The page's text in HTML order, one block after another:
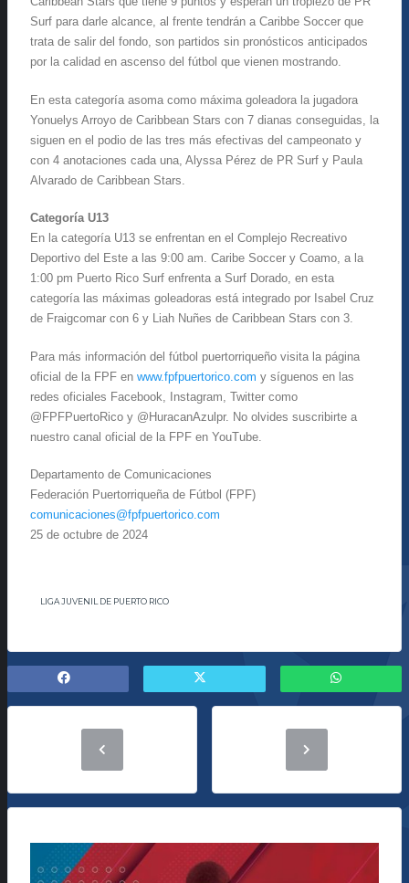
Surf para darle alcance, al frente tendrán a Caribbe Soccer que
trata de salir del fondo, son partidos sin pronósticos anticipados
por la calidad en ascenso del fútbol que vienen mostrando.
En esta categoría asoma como máxima goleadora la jugadora
Yonuelys Arroyo de Caribbean Stars con 7 dianas conseguidas, la
siguen en el podio de las tres más efectivas del campeonato y
con 4 anotaciones cada una, Alyssa Pérez de PR Surf y Paula
Alvarado de Caribbean Stars.
Categoría U13
En la categoría U13 se enfrentan en el Complejo Recreativo
Deportivo del Este a las 9:00 am. Caribe Soccer y Coamo, a la
1:00 pm Puerto Rico Surf enfrenta a Surf Dorado, en esta
categoría las máximas goleadoras está integrado por Isabel Cruz
de Fraigcomar con 6 y Liah Nuñes de Caribbean Stars con 3.
Para más información del fútbol puertorriqueño visita la página
oficial de la FPF en www.fpfpuertorico.com y síguenos en las
redes oficiales Facebook, Instagram, Twitter como
@FPFPuertoRico y @HuracanAzulpr. No olvides suscribirte a
nuestro canal oficial de la FPF en YouTube.
Departamento de Comunicaciones
Federación Puertorriqueña de Fútbol (FPF)
comunicaciones@fpfpuertorico.com
25 de octubre de 2024
LIGA JUVENIL DE PUERTO RICO